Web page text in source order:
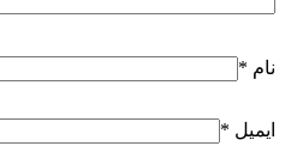
نام *
ایمیل *